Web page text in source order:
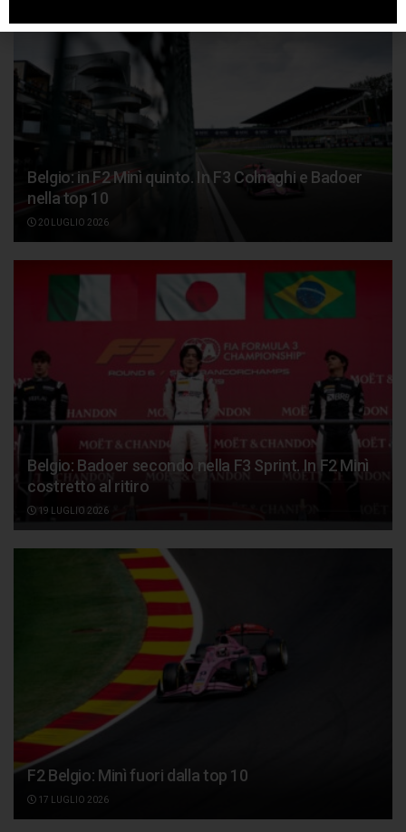
Belgio: in F2 Minì quinto. In F3 Colnaghi e Badoer
nella top 10
20 LUGLIO 2026
Belgio: Badoer secondo nella F3 Sprint. In F2 Minì
costretto al ritiro
19 LUGLIO 2026
F2 Belgio: Minì fuori dalla top 10
17 LUGLIO 2026